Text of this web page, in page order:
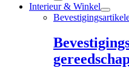
Interieur & Winkel